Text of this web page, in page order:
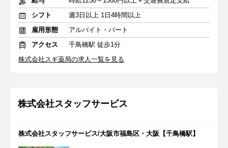
シフト
週3日以上 1日4時間以上
雇用形態
アルバイト・パート
アクセス
千鳥橋駅 徒歩1分
株式会社スギ薬局の求人一覧を見る
株式会社スタッフサービス
株式会社スタッフサービス/大阪市福島区・大阪【千鳥橋駅】